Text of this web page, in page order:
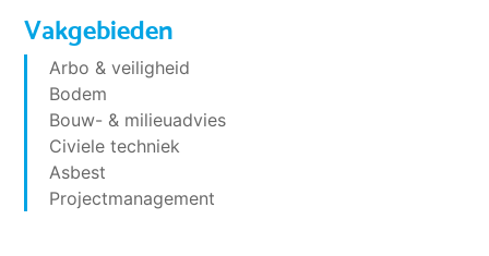
Vakgebieden
Arbo & veiligheid
Bodem
Bouw- & milieuadvies
Civiele techniek
Asbest
Projectmanagement